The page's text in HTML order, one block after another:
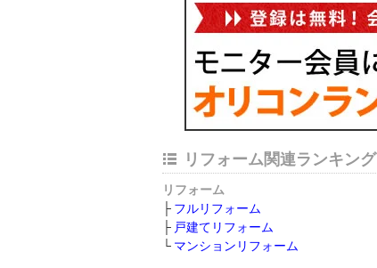
リフォーム関連ランキング
リフォーム
フルリフォーム
戸建てリフォーム
マンションリフォーム